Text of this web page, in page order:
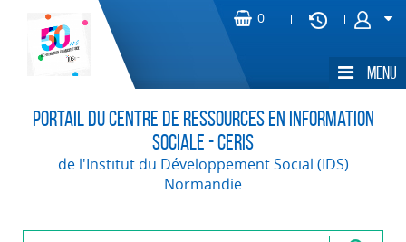
Portail du Centre de Ressources en Information
Sociale - CERIS
de l'Institut du Développement Social (IDS)
Normandie